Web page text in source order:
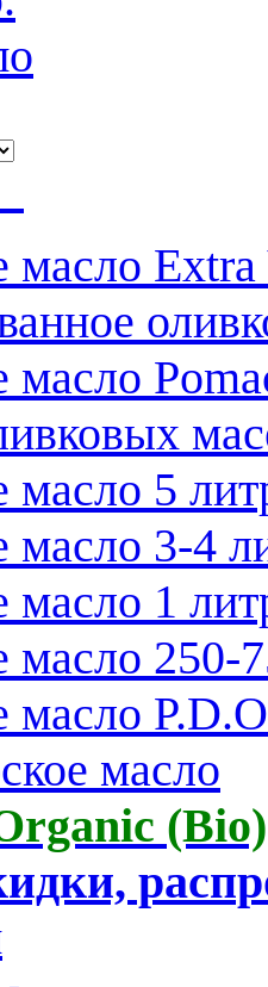
масло
масло
масло 5
масло 3-4
масло 1
масло 250-
масло
масло
(Bio)